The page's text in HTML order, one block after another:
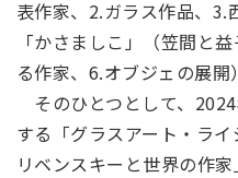
表作家、2.ガラス作品、3.
「かさましこ」（笠間と
る作家、6.オブジェの展開
そのひとつとして、
する「グラスアート・ラ
リベンスキーと世界の作